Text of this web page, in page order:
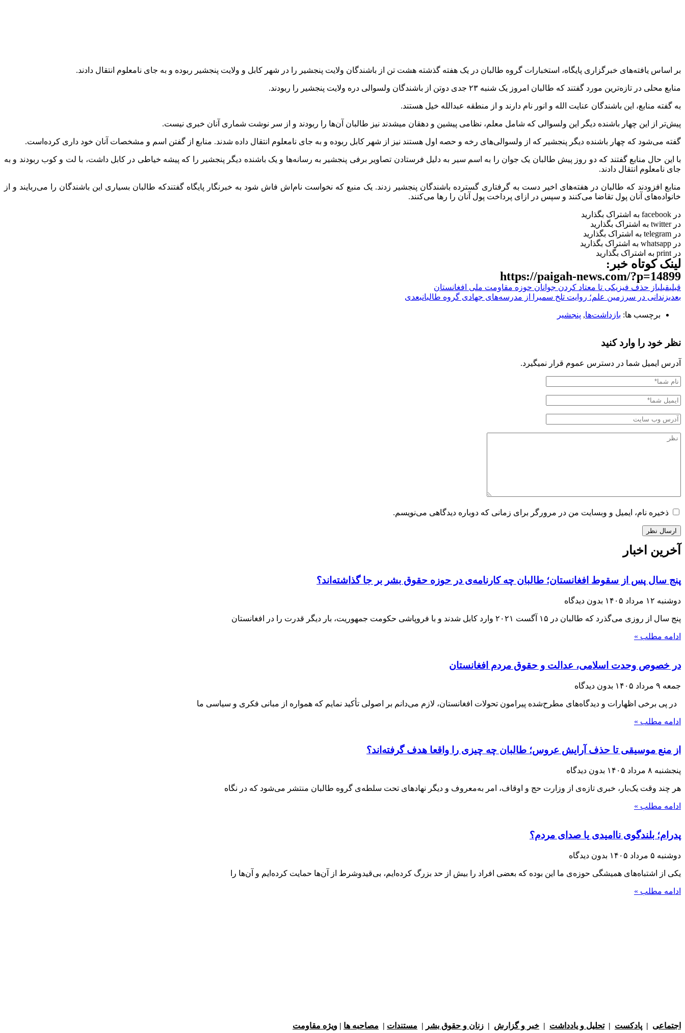
بر اساس یافته‌های خبرگزاری پایگاه، استخبارات گروه طالبان در یک هفته گذشته هشت تن از باشندگان ولایت پنجشیر را در شهر کابل و ولایت پنجشیر ربوده و به جای نامعلوم انتقال دادند.
منابع محلی در تازه‌ترین مورد گفتند که طالبان امروز یک شنبه ۲۳ جدی دوتن از باشندگان ولسوالی دره ولایت پنجشیر را ربودند.
به گفته منابع، این باشندگان عنایت الله و انور نام دارند و از منطقه عبدالله خیل هستند.
پیش‌تر از این چهار باشنده دیگر این ولسوالی که شامل معلم، نظامی پیشین و دهقان میشدند نیز طالبان آن‌ها را ربودند و از سر نوشت شماری آنان خبری نیست.
گفته می‌شود که چهار باشنده دیگر پنجشیر که از ولسوالی‌های رخه و حصه اول هستند نیز از شهر کابل ربوده و به جای نامعلوم انتقال داده شدند. منابع از گفتن اسم و مشخصات آنان خود داری کرده‌است.
با این حال منابع گفتند که دو روز پیش طالبان یک جوان را به اسم سیر به دلیل فرستادن تصاویر برفی پنجشیر به رسانه‌ها و یک باشنده دیگر پنجشیر را که پیشه خیاطی در کابل داشت، با لت و کوب ربودند و به
جای نامعلوم انتقال دادند.
منابع افزودند که طالبان در هفته‌‌های اخیر دست به گرفتاری گسترده باشندگان پنجشیر زدند. یک منبع که نخواست نام‌اش فاش شود به خبرنگار پایگاه گفتندکه طالبان بسیاری این باشندگان را می‌ربایند و از
خانواده‌‌های آنان پول تقاضا می‌کنند و سپس در ازای پرداخت پول آنان را رها می‌کنند.
در facebook به اشتراک بگذارید
در twitter به اشتراک بگذارید
در telegram به اشتراک بگذارید
در whatsapp به اشتراک بگذارید
در print به اشتراک بگذارید
لینک کوتاه خبر:
https://paigah-news.com/?p=14899
قبلیقبلیاز حذف فیزیکی تا معتاد کردن جوانان حوزه مقاومت ملی افغانستان
بعدیزندانی در سرزمین علم؛ روایت تلخ سمیرا از مدرسه‌های جهادی گروه طالبانبعدی
برچسب ها: بازداشت‌ها, پنجشیر
نظر خود را وارد کنید
آدرس ایمیل شما در دسترس عموم قرار نمیگیرد.
ذخیره نام، ایمیل و وبسایت من در مرورگر برای زمانی که دوباره دیدگاهی می‌نویسم.
آخرین اخبار
پنج سال پس از سقوط افغانستان؛ طالبان چه کارنامه‌ی در حوزه حقوق بشر بر جا گذاشته‌اند؟
دوشنبه ۱۲ مرداد ۱۴۰۵ بدون دیدگاه
پنج سال از روزی می‌گذرد که طالبان در ۱۵ آگست ۲۰۲۱ وارد کابل شدند و با فروپاشی حکومت جمهوریت، بار دیگر قدرت را در افغانستان
ادامه مطلب »
در خصوص وحدت اسلامی، عدالت و حقوق مردم افغانستان
جمعه ۹ مرداد ۱۴۰۵ بدون دیدگاه
در پی برخی اظهارات و دیدگاه‌های مطرح‌شده پیرامون تحولات افغانستان، لازم می‌دانم بر اصولی تأکید نمایم که همواره از مبانی فکری و سیاسی ما
ادامه مطلب »
از منع موسیقی تا حذف آرایش عروس؛ طالبان چه چیزی را واقعا هدف گرفته‌اند؟
پنجشنبه ۸ مرداد ۱۴۰۵ بدون دیدگاه
هر چند وقت یک‌بار، خبری تازه‌ی از وزارت حج و اوقاف، امر به‌معروف و دیگر نهادهای تحت سلطه‌ی گروه طالبان منتشر می‌شود که در نگاه
ادامه مطلب »
پدرام؛ بلندگوی ناامیدی یا صدای مردم؟
دوشنبه ۵ مرداد ۱۴۰۵ بدون دیدگاه
یکی از اشتباه‌های همیشگی حوزه‌ی ما این بوده که بعضی افراد را بیش از حد بزرگ کرده‌ایم، بی‌قیدوشرط از آن‌ها حمایت کرده‌ایم و آن‌ها را
ادامه مطلب »
اجتماعی | پادکست |تحلیل و یادداشت | خبر و گزارش | زنان و حقوق بشر | مستندات | مصاحبه ها | ویژه مقاومت